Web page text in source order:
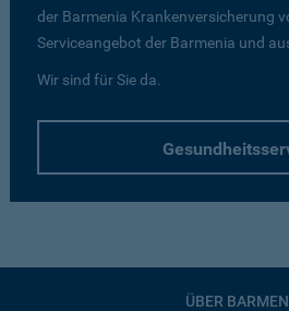
der Barmenia Krankenversicherung
Serviceangebot der Barmenia und
Wir sind für Sie da.
ÜBER